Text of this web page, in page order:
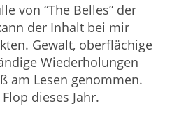
von “The Belles” der
der Inhalt bei mir
Gewalt, oberflächige
Wiederholungen
am Lesen genommen.
dieses Jahr.